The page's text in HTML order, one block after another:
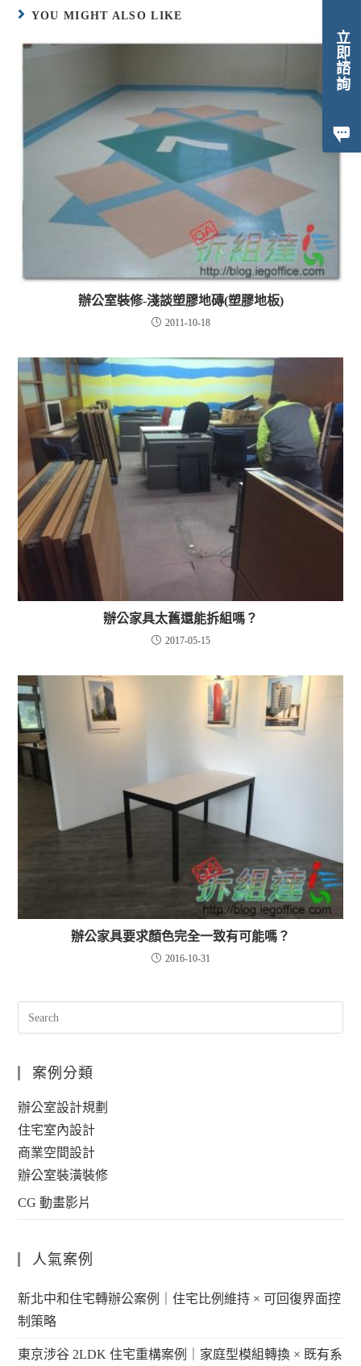
立即諮詢
YOU MIGHT ALSO LIKE
辦公室裝修-淺談塑膠地磚(塑膠地板)
2011-10-18
辦公家具太舊還能拆組嗎？
2017-05-15
辦公家具要求顏色完全一致有可能嗎？
2016-10-31
案例分類
辦公室設計規劃
住宅室內設計
商業空間設計
辦公室裝潢裝修
CG 動畫影片
人氣案例
新北中和住宅轉辦公案例｜住宅比例維持 × 可回復界面控
制策略
東京涉谷 2LDK 住宅重構案例｜家庭型模組轉換 × 既有系